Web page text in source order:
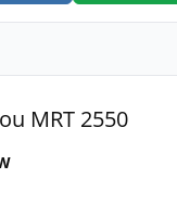
MRT 2550